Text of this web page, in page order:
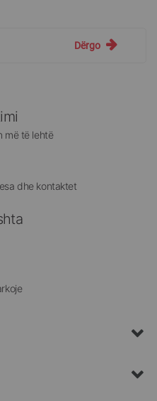
Dërgo
më të lehtë
dhe kontaktet